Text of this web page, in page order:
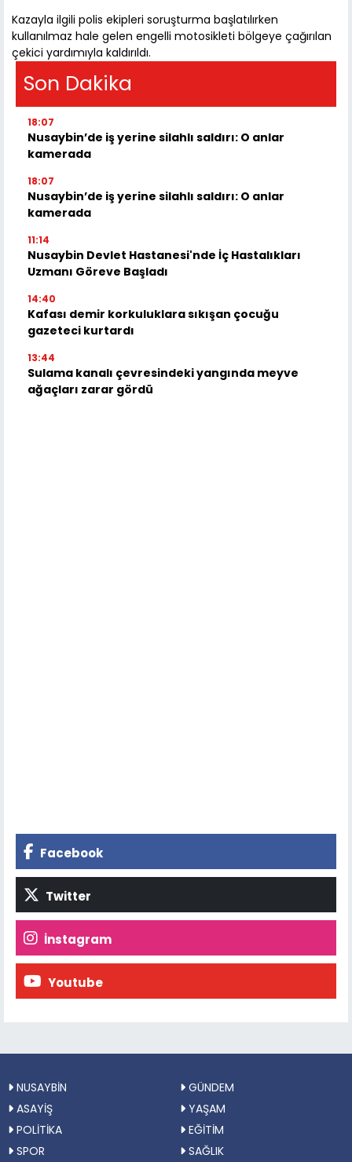
Kazayla ilgili polis ekipleri soruşturma başlatılırken
kullanılmaz hale gelen engelli motosikleti bölgeye çağırılan
çekici yardımıyla kaldırıldı.
Son Dakika
18:07
Nusaybin’de iş yerine silahlı saldırı: O anlar
kamerada
18:07
Nusaybin’de iş yerine silahlı saldırı: O anlar
kamerada
11:14
Nusaybin Devlet Hastanesi'nde İç Hastalıkları
Uzmanı Göreve Başladı
14:40
Kafası demir korkuluklara sıkışan çocuğu
gazeteci kurtardı
13:44
Sulama kanalı çevresindeki yangında meyve
ağaçları zarar gördü
Facebook
Twitter
İnstagram
Youtube
NUSAYBİN
GÜNDEM
ASAYİŞ
YAŞAM
POLİTİKA
EĞİTİM
SPOR
SAĞLIK